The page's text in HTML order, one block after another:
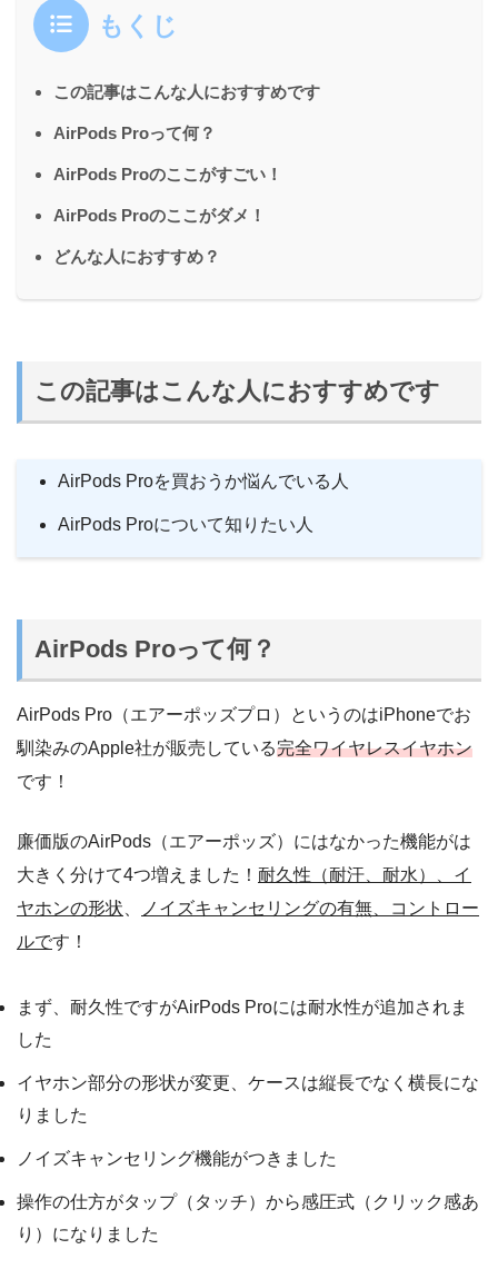
もくじ
この記事はこんな人におすすめです
AirPods Proって何？
AirPods Proのここがすごい！
AirPods Proのここがダメ！
どんな人におすすめ？
この記事はこんな人におすすめです
AirPods Proを買おうか悩んでいる人
AirPods Proについて知りたい人
AirPods Proって何？
AirPods Pro（エアーポッズプロ）というのはiPhoneでお
馴染みのApple社が販売している完全ワイヤレスイヤホン
です！
廉価版のAirPods（エアーポッズ）にはなかった機能がは
大きく分けて4つ増えました！ 耐久性（耐汗、耐水）
イ
ヤホンの形状
ノイズキャンセリングの有無
コントロー
ルです！
まず、耐久性ですがAirPods Proには耐水性が追加されま
した
イヤホン部分の形状が変更、ケースは縦長でなく横長にな
りました
ノイズキャンセリング機能がつきました
操作の仕方がタップ（タッチ）から感圧式（クリック感あ
り）になりました